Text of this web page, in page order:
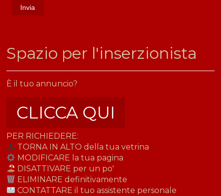
​Spazio per l'inserzionista
È il tuo annuncio?
CLICCA QUI
PER RICHIEDERE:
TORNA IN ALTO della tua vetrina
MODIFICARE la tua pagina
DISATTIVARE per un po'
ELIMINARE definitivamente
CONTATTARE il tuo assistente personale